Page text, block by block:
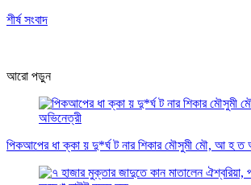
শীর্ষ সংবাদ
আরো পড়ুন
পিকআপের ধা ক্কা য় দু*র্ঘ ট নার শিকার মৌসুমী মৌ, আ হ ত